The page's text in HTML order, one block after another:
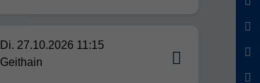
Di. 27.10.2026 11:15
Geithain